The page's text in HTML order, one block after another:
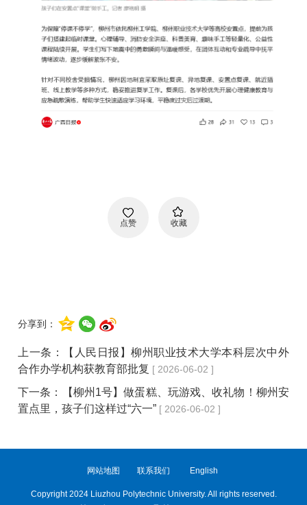
点赞 收藏
分享到：
上一条：
【人民日报】柳州职业技术大学本科层次中外
合作办学机构获教育部批复 [ 2026-06-02 ]
下一条：
【柳州1号】做蛋糕、玩游戏、收礼物！柳州安
置点里，孩子们这样过“六一” [ 2026-06-02 ]
网站地图 联系我们 English
Copyright 2024 Liuzhou Polytechnic University. All rights reserved.